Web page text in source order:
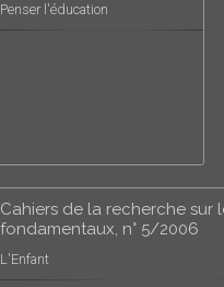
Penser l'éducation
Cahiers de la recherche sur
fondamentaux, n° 5/2006
L'Enfant